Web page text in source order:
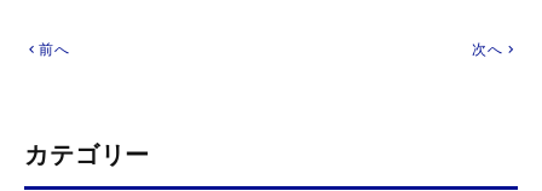
chevron_left 前へ 次へ chevron_right
カテゴリー